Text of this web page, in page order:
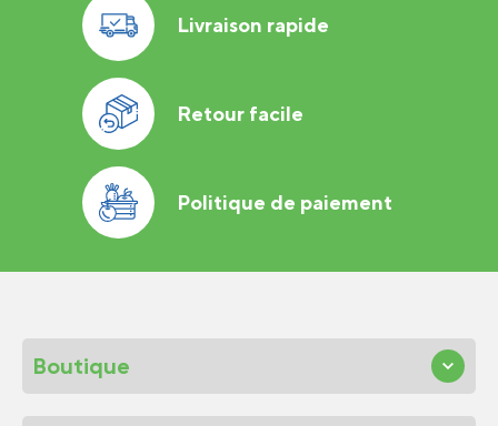
Livraison rapide
Retour facile
Politique de paiement
Boutique